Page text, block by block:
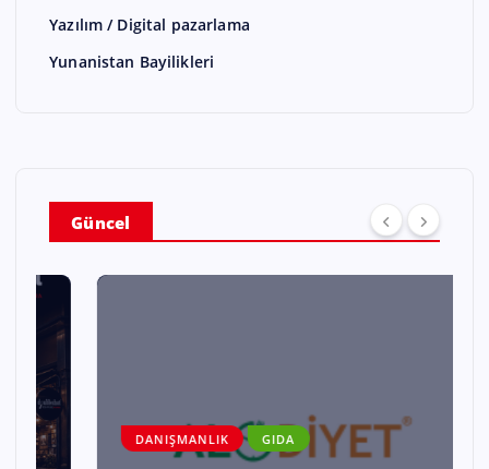
Yazılım / Digital pazarlama
Yunanistan Bayilikleri
Güncel
DANIŞMANLIK GIDA